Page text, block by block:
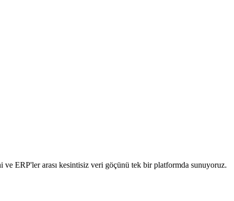
ERP'ler arası kesintisiz veri göçünü tek bir platformda sunuyoruz.